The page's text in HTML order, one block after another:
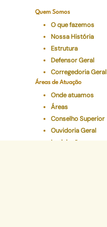
Quem Somos
O que fazemos
Nossa História
Estrutura
Defensor Geral
Corregedoria Geral
Áreas de Atuação
Onde atuamos
Áreas
Conselho Superior
Ouvidoria Geral
Legislações